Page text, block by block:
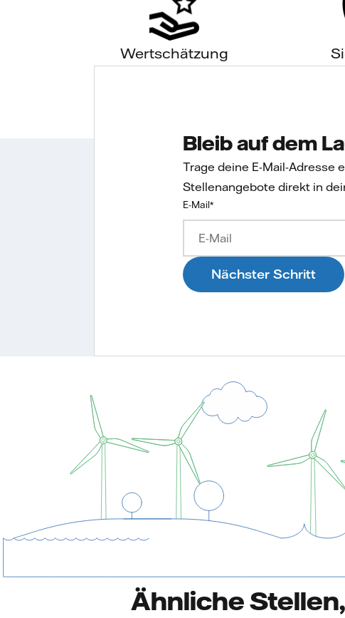
Wertschätzung
Bleib auf dem
Trage deine E-Mail-Adresse
Stellenangebote direkt in
E-Mail*
Nächster Schritt
Ähnliche